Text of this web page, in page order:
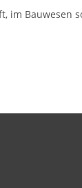
im Bauwesen